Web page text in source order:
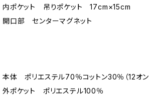
内ポケット 吊りポケット 17cm×15cm
開口部 センターマグネット
本体 ポリエステル70％コットン30％（12オン
外ポケット ポリエステル100％